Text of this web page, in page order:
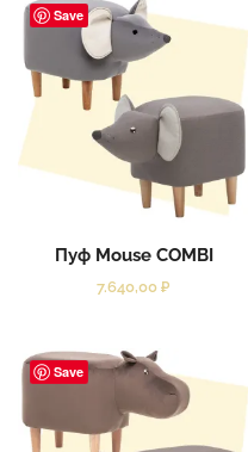
Save
Пуф Mouse COMBI
7.640,00 ₽
Save